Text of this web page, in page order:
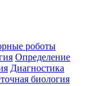
роботы
Определение
Диагностика
биология